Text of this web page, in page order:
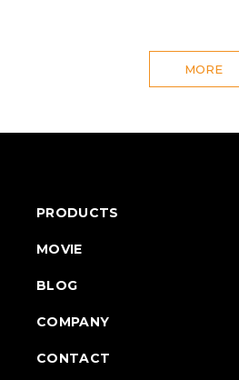
MORE
PRODUCTS
MOVIE
BLOG
COMPANY
CONTACT